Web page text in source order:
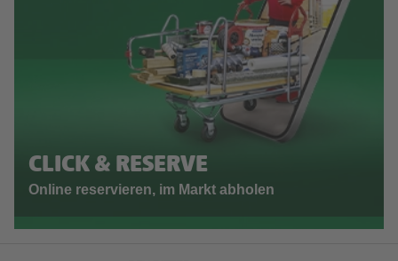
CLICK & RESERVE
Online reservieren, im Markt abholen